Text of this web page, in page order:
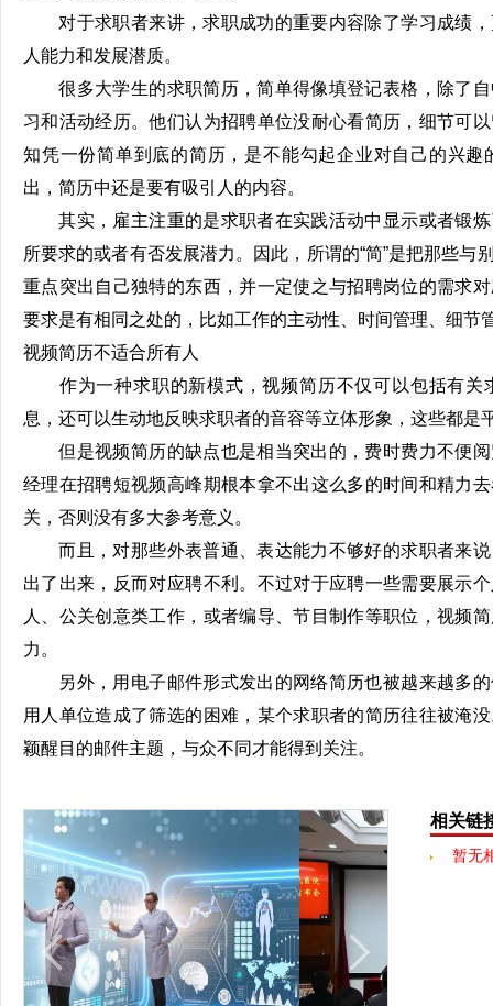
对于求职者来讲，求职成功的重要内容除了学习成绩，
人能力和发展潜质。
很多大学生的求职简历，简单得像填登记表格，除了自
习和活动经历。他们认为招聘单位没耐心看简历，细节可
知凭一份简单到底的简历，是不能勾起企业对自己的兴
出，简历中还是要有吸引人的内容。
其实，雇主注重的是求职者在实践活动中显示或者锻炼
所要求的或者有否发展潜力。因此，所谓的“简”是把那些与
重点突出自己独特的东西，并一定使之与招聘岗位的需求
要求是有相同之处的，比如工作的主动性、时间管理、细节
视频简历不适合所有人
作为一种求职的新模式，视频简历不仅可以包括有关
息，还可以生动地反映求职者的音容等立体形象，这些都是
但是视频简历的缺点也是相当突出的，费时费力不便阅
经理在招聘短视频高峰期根本拿不出这么多的时间和精力
关，否则没有多大参考意义。
而且，对那些外表普通、表达能力不够好的求职者来说
出了出来，反而对应聘不利。不过对于应聘一些需要展示
人、公关创意类工作，或者编导、节目制作等职位，视频
力。
另外，用电子邮件形式发出的网络简历也被越来越多的
用人单位造成了筛选的困难，某个求职者的简历往往被淹
颖醒目的邮件主题，与众不同才能得到关注。
相关链
暂无